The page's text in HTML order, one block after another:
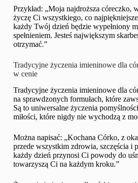
Przykład: „Moja najdroższa córeczko,
życzę Ci wszystkiego, co
każdy Twój dzień będzie wypełniony
spełnieniem. Jesteś największym
otrzymać.”
Tradycyjne życzenia imieninowe dla
w cenie
Tradycyjne życzenia imieninowe dla
na sprawdzonych formułach, które
Są to uniwersalne życzenia
miłości, które nigdy nie wychodzą z
Można napisać: „Kochana Córko, z
przede wszystkim zdrowia, szczęścia i
każdy dzień przynosi Ci powody do
towarzyszą Ci na każdym kroku.”